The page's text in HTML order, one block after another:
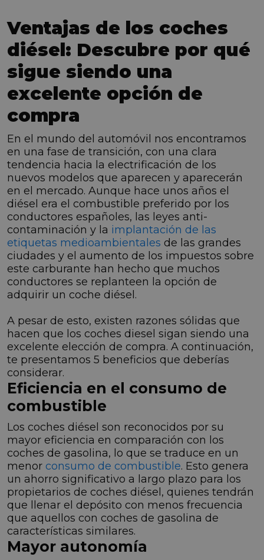
Ventajas de los coches
diésel: Descubre por qué
sigue siendo una
excelente opción de
compra
En el mundo del automóvil nos encontramos
en una fase de transición, con una clara
tendencia hacia la electrificación de los
nuevos modelos que aparecen y aparecerán
en el mercado. Aunque hace unos años el
diésel era el combustible preferido por los
conductores españoles, las leyes anti-
contaminación y la implantación de las
etiquetas medioambientales de las grandes
ciudades y el aumento de los impuestos sobre
este carburante han hecho que muchos
conductores se replanteen la opción de
adquirir un coche diésel.
A pesar de esto, existen razones sólidas que
hacen que los coches diesel sigan siendo una
excelente elección de compra. A continuación,
te presentamos 5 beneficios que deberías
considerar.
Eficiencia en el consumo de
combustible
Los coches diésel son reconocidos por su
mayor eficiencia en comparación con los
coches de gasolina, lo que se traduce en un
menor consumo de combustible. Esto genera
un ahorro significativo a largo plazo para los
propietarios de coches diésel, quienes tendrán
que llenar el depósito con menos frecuencia
que aquellos con coches de gasolina de
características similares.
Mayor autonomía